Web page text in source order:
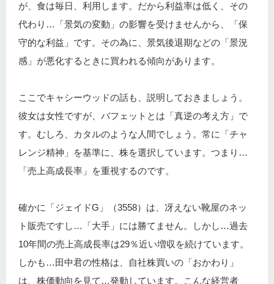
が、食は毎日、利用します。だから利益率は低く、その
代わり…「景気の変動」の影響を受けませんから、「保
守的な利益」です。その為に、景気後退期などの「景況
感」が悪化するときに買われる傾向があります。
ここでキャシーウッドの話も、説明しておきましょう。
彼女は女性ですが、バフェットとは「真逆の考え方」で
す。むしろ、カタルのような人間でしょう。常に「チャ
レンジ精神」を基準に、株を選択しています。つまり…
「売上高成長率」を重視するのです。
確かに「ジェイドG」（3558）は、冴えない靴屋のネッ
ト販売ですし…「大手」には勝てません。しかし…過去
10年間の売上高成長率は29％近い増収を続けています。
しかも…田中君の性格は、自社株買いの「おかわり」
は、株価動向を見て…発動しています。こんな経営者